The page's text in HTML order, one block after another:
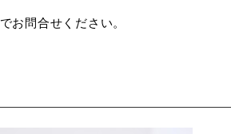
お問合せください。